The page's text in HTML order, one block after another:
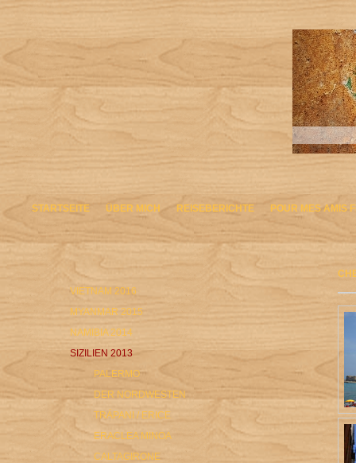
STARTSEITE ÜBER MICH REISEBERICHTE POUR MES AMIS
VIETNAM 2016
MYANMAR 2015
NAMIBIA 2014
SIZILIEN 2013
PALERMO
DER NORDWESTEN
TRÁPANI / ERICE
ERACLEA MINOA
CALTAGIRONE